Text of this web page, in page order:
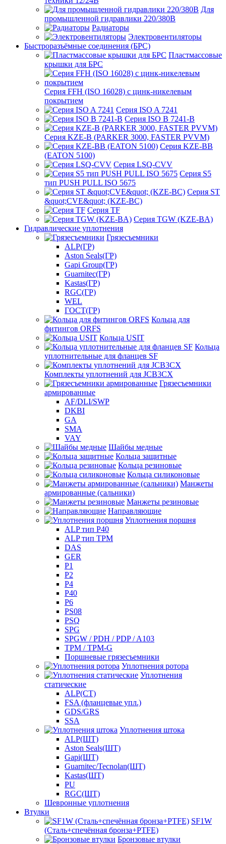
Для
промышленной гидравлики 220/380В
Радиаторы
Электровентиляторы
Быстроразъёмные соединения (БРС)
Пластмассовые
крышки для БРС
Серия FFH (ISO 16028) с цинк-никелевым
покрытием
Серия ISO A 7241
Серия ISO B 7241-B
Серия KZE-B (PARKER 3000, FASTER PVVM)
Серия KZE-BB
(EATON 5100)
Серия LSQ-CVV
Серия S5
тип PUSH PULL ISO 5675
Серия ST
&quot;CVE&quot; (KZE-BC)
Серия TF
Серия TGW (KZE-BA)
Гидравлические уплотнения
Грязесъемники
ALP(ГР)
Aston Seals(ГР)
Gapi Group(ГР)
Guarnitec(ГР)
Kastas(ГР)
RGC(ГР)
WEL
ГОСТ(ГР)
Кольца для
фитингов ORFS
Кольца USIT
Кольца
уплотнительные для фланцев SF
Комплекты уплотнений для JCB3CX
Грязесъемники
армированные
AF/DLI/SWP
DKBI
GA
SMA
VAY
Шайбы медные
Кольца защитные
Кольца резиновые
Кольца силиконовые
Манжеты
армированные (сальники)
Манжеты резиновые
Направляющие
Уплотнения поршня
ALP тип P40
ALP тип TPM
DAS
GER
P1
P2
P4
P40
P6
PS08
PSQ
SPG
SPGW / PDH / PDP / A103
TPM / TPM-G
Поршневые грязесъемники
Уплотнения ротора
Уплотнения
статические
ALP(СТ)
FSA (фланцевые упл.)
GDS/GRS
SSA
Уплотнения штока
ALP(ШТ)
Aston Seals(ШТ)
Gapi(ШТ)
Guarnitec/Tecnolan(ШТ)
Kastas(ШТ)
PU
RGC(ШТ)
Шевронные уплотнения
Втулки
SF1W
(Сталь+спечённая бронза+PTFE)
Бронзовые втулки